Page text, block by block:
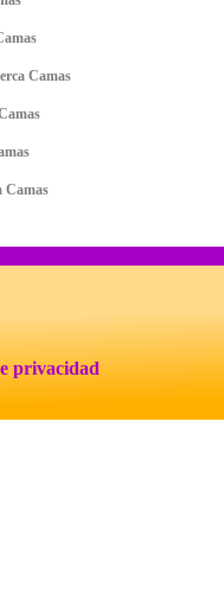
Camas
Camas
privacidad